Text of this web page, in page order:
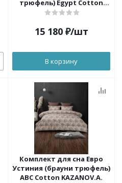
трюфель) Egypt Cotton
KAZANOV.A.
15 180₽/шт
В корзину
Комплект для сна Евро
Устиния (брауни трюфель)
ABC Cotton KAZANOV.A.